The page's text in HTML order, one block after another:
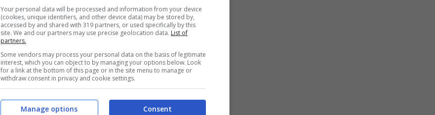
Your personal data will be processed and information from your device
(cookies, unique identifiers, and other device data) may be stored by,
accessed by and shared with 319 partners, or used specifically by this
site. We and our partners may use precise geolocation data. List of
partners.
Some vendors may process your personal data on the basis of legitimate
interest, which you can object to by managing your options below. Look
for a link at the bottom of this page or in the site menu to manage or
withdraw consent in privacy and cookie settings.
Consent
Manage options